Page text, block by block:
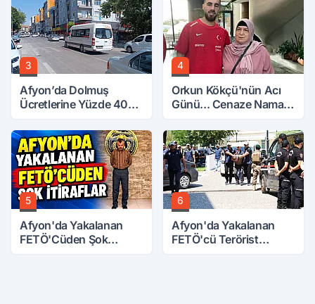
3
Afyon’da Dolmuş
Ücretlerine Yüzde 40
4
Orkun Kökçü'nün Acı
Günü... Cenaze Namazı
5
Afyon'da Yakalanan
FETÖ'Cüden Şok
6
Afyon'da Yakalanan
FETÖ'cü Terörist